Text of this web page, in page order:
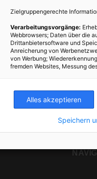
Zielgruppengerechte
Verarbeitungsvorgänge:
Webbrowsers; Daten über die
Drittanbietersoftware und
Anreicherung von
von Werbung;
fremden Websites, Messung
Alles akzeptieren
Speichern